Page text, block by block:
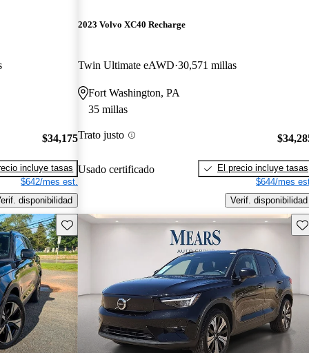
$34,175
incluye tasas
$642/mes est.
disponibilidad
2023 Volvo XC40 Recharge
Twin Ultimate eAWD 30,571 millas
Fort Washington, PA
35 millas
Trato justo
Usado certificado
El precio incluye tasas
$644/mes
Verif. disponibilidad
Guarda este Aviso